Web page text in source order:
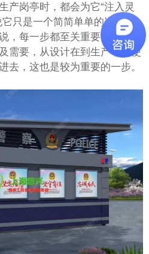
产岗亭时，都会为它“注入灵
只是一个简简单单的岗亭，
，每一步都至关重要，我们必
需要，从设计在到生产中将使
去，这也是较为重要的一步。